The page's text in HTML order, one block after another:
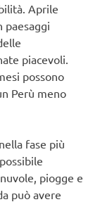
Aprile
paesaggi
piacevoli.
possono
Perù meno
fase più
piogge e
può avere